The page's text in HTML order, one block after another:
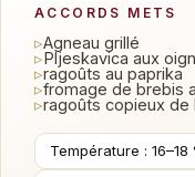
ACCORDS METS
▹Agneau grillé
▹Pljeskavica aux
▹ragoûts au paprika
▹fromage de brebis
▹ragoûts copieux de
Température : 16–18